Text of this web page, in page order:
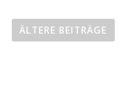
eÄLTERE BEITRÄGE